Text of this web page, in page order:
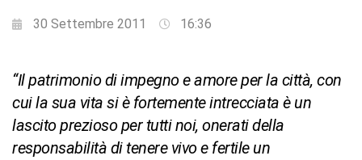
30 Settembre 2011 16:36
“Il patrimonio di impegno e amore per la città, con
cui la sua vita si è fortemente intrecciata è un
lascito prezioso per tutti noi, onerati della
responsabilità di tenere vivo e fertile un